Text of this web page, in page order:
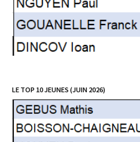
LE TOP 10 JEUNES (JUIN 2026)